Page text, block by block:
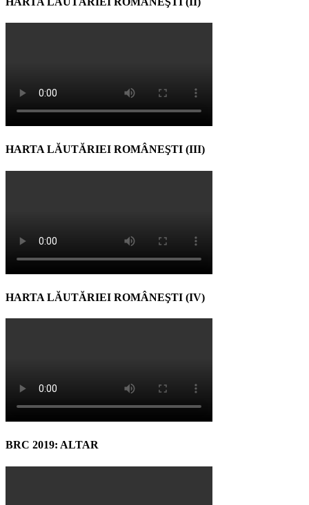
HARTA LĂUTĂRIEI ROMÂNEŞTI (III)
HARTA LĂUTĂRIEI ROMÂNEŞTI (IV)
BRC 2019: ALTAR